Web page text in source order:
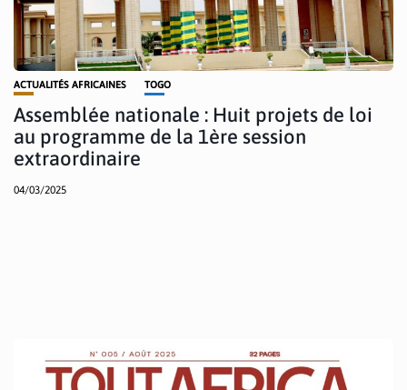
ACTUALITÉS AFRICAINES TOGO
Assemblée nationale : Huit projets de loi
au programme de la 1ère session
extraordinaire
04/03/2025